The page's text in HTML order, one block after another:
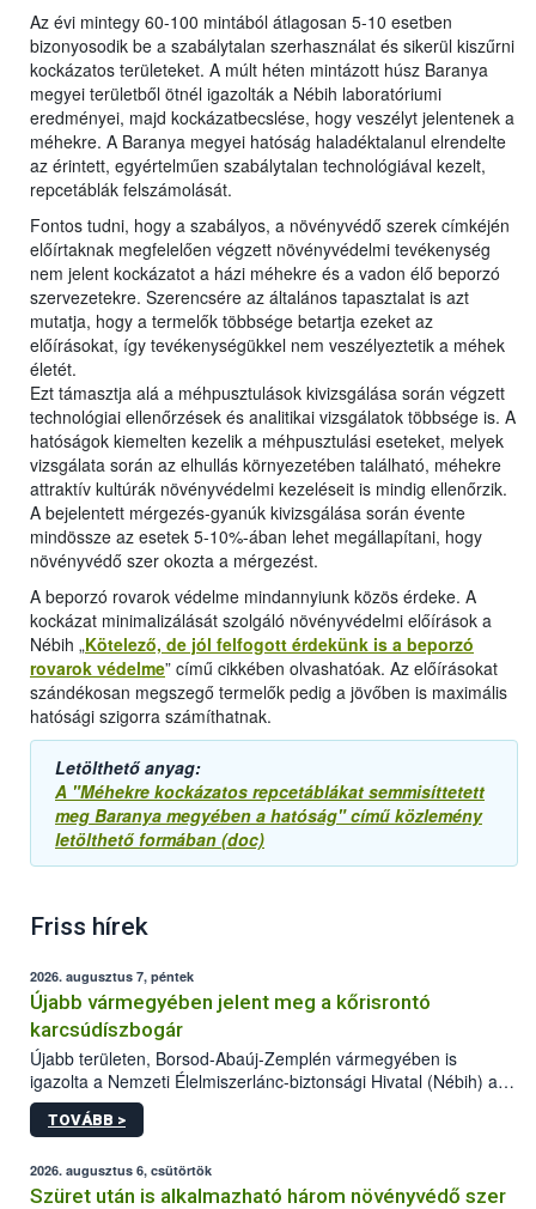
Az évi mintegy 60-100 mintából átlagosan 5-10 esetben
bizonyosodik be a szabálytalan szerhasználat és sikerül kiszűrni
kockázatos területeket. A múlt héten mintázott húsz Baranya
megyei területből ötnél igazolták a Nébih laboratóriumi
eredményei, majd kockázatbecslése, hogy veszélyt jelentenek a
méhekre. A Baranya megyei hatóság haladéktalanul elrendelte
az érintett, egyértelműen szabálytalan technológiával kezelt,
repcetáblák felszámolását.
Fontos tudni, hogy a szabályos, a növényvédő szerek címkéjén
előírtaknak megfelelően végzett növényvédelmi tevékenység
nem jelent kockázatot a házi méhekre és a vadon élő beporzó
szervezetekre. Szerencsére az általános tapasztalat is azt
mutatja, hogy a termelők többsége betartja ezeket az
előírásokat, így tevékenységükkel nem veszélyeztetik a méhek
életét.
Ezt támasztja alá a méhpusztulások kivizsgálása során végzett
technológiai ellenőrzések és analitikai vizsgálatok többsége is. A
hatóságok kiemelten kezelik a méhpusztulási eseteket, melyek
vizsgálata során az elhullás környezetében található, méhekre
attraktív kultúrák növényvédelmi kezeléseit is mindig ellenőrzik.
A bejelentett mérgezés-gyanúk kivizsgálása során évente
mindössze az esetek 5-10%-ában lehet megállapítani, hogy
növényvédő szer okozta a mérgezést.
A beporzó rovarok védelme mindannyiunk közös érdeke. A
kockázat minimalizálását szolgáló növényvédelmi előírások a
Nébih „Kötelező, de jól felfogott érdekünk is a beporzó
rovarok védelme” című cikkében olvashatóak. Az előírásokat
szándékosan megszegő termelők pedig a jövőben is maximális
hatósági szigorra számíthatnak.
Letölthető anyag:
A "Méhekre kockázatos repcetáblákat semmisíttetett
meg Baranya megyében a hatóság" című közlemény
letölthető formában (doc)
Friss hírek
2026. augusztus 7, péntek
Újabb vármegyében jelent meg a kőrisrontó
karcsúdíszbogár
Újabb területen, Borsod-Abaúj-Zemplén vármegyében is
igazolta a Nemzeti Élelmiszerlánc-biztonsági Hivatal (Nébih) a
kőrisrontó karcsúdíszbogár (Agrilus planipennis) jelenlétét. A
kártevőt nem csak színcsapdában találták meg, de már fertőzött
az intenzív felderítést, emellett az intézkedéseket a szlovák
hatósággal is összehangolják a terjedés megállítása érdekében.
TOVÁBB >
2026. augusztus 6, csütörtök
Szüret után is alkalmazható három növényvédő szer